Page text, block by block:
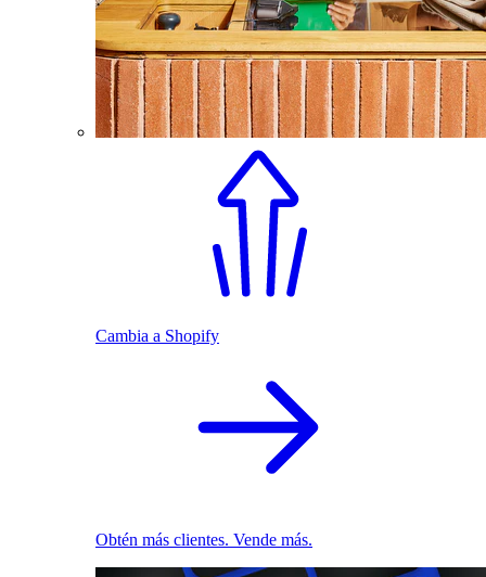
Cambia a Shopify
Obtén más clientes. Vende más.